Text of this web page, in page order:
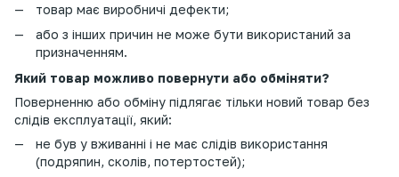
товар має виробничі дефекти;
або з інших причин не може бути використаний за
призначенням.
Який товар можливо повернути або обміняти?
Поверненню або обміну підлягає тільки новий товар без
слідів експлуатації, який:
не був у вживанні і не має слідів використання
(подряпин, сколів, потертостей);